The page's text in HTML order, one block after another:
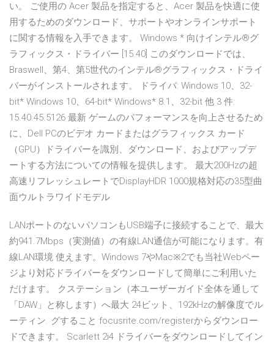
い。 ご使用の Acer 製品を指定すると、Acer 製品を快適に使
用するためのダウンロード、サポートやオンラインサポート
に関する情報を入手できます。 Windows * 向けインテル®グ
ラフィックス・ドライバー [15.40] このダウンロードでは、
Braswell、第4、第5世代のインテル®グラフィックス・ドライ
バーがインストールされます。 ドライバ: Windows 10、32-
bit* Windows 10、64-bit* Windows* 8.1、32-bit 他 3 件:
15.40.45.5126 最新 ゲームのパフォーマンスを向上させるため
に、Dell PCのビデオ カードまたはグラフィックス カード
（GPU）ドライバーを識別、ダウンロード、およびアップデ
ートする方法についての情報を提供します。 最大200Hzの超
高速リフレッシュレートでDisplayHDR 1000規格対応の35型曲
面ウルトラワイドモデル
LANポートのないパソコンもUSB端子に接続することで、最大
約941.7Mbps（実測値）の有線LAN通信が可能になります。有
線LAN環境 使えます。Windows 7やMac※2でも当社Webペー
ジより対応ドライバーをダウンロードして簡単にご利用いた
だけます。 クステーション（本ユーザーガイド全体を通して
「DAW」と称します）へ最大 24ビット、192kHzの解像度でル
ーティン. グすること focusrite.com/registerからダウンロー
ドできます。 Scarlett 2i4 ドライバーをダウンロードしてイン